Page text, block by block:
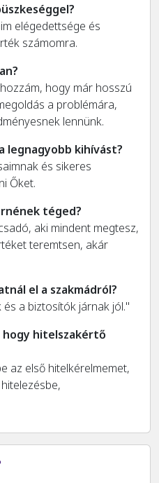
elégedettsége és
számomra.
hogy már hosszú
a problémára,
lennünk.
legnagyobb kihívást?
és sikeres
Őket.
téged?
aki mindent megtesz,
teremtsen, akár
el a szakmádról?
a biztosítók járnak jól."
hogy hitelszakértő
az első hitelkérelmemet,